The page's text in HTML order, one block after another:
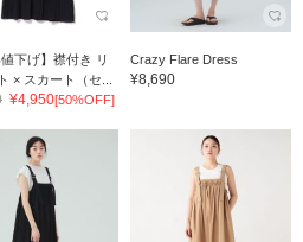
値下げ】襟付き リ
× スカート（セ...
¥4,950[50%OFF]
Crazy Flare Dress
¥8,690